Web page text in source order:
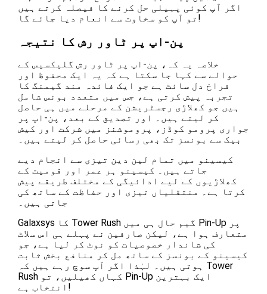
اگر آپ کوئی پہیلی حل کرنے کا فیصلہ کرتے ہیں
تو آپ کو سخاوت سے انعام دیا جائے گا!
پن-اپ پر ٹاور رش کا نتیجہ
خلاصہ یہ کہ، پن-اپ پر ٹاور رش گلیکسیس کے
حوالے سے کہا جا سکتا ہے کہ یہ ایک محفوظ اور
فراخ دل سائٹ ہے جو ایک فائدہ مند گیمنگ کا
تجربہ پیش کرتی ہے، جس میں متعدد بونس شامل
ہیں جو کھلاڑی رجسٹریشن کے مرحلے میں ہی حاصل
کر لیتے ہیں۔ اور تصدیق کے بعد، پن-اپ پر
جواری پرومو کوڈز، پروموشنز میں شرکت اور کیش
بیک سے بونسز تک بھی رسائی حاصل کر لیتے ہیں۔
کیسینو میں تمام لین دین تیزی سے انجام دیے
جاتے ہیں۔ کیسینو ہر عمر اور قومیت کے
کھلاڑیوں کے لیے ادائیگی کے مختلف طریقے پیش
کرتا ہے۔ منتقلیاں تیزی اور حفاظت کے ساتھ کی
جاتی ہیں۔
Galaxsys کا Tower Rush گیم حال ہی میں Pin-Up پر
متعارف ہوا ہے، لیکن صارفین نے پہلے ہی اس سلاٹ
کی شاندار خصوصیات کو نوٹ کر لیا ہے، جو
کیسینو کے بونسز کے ساتھ مل کر منافع بخش ثابت
ہوتی ہیں۔ لہٰذا اگر آپ سوچ رہے ہیں کہ Tower
Rush کہاں کھیلیں، تو Pin-Up ایک بہترین
انتخاب ہے!